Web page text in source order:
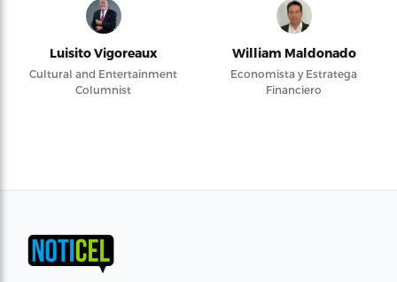
Luisito Vigoreaux
Cultural and Entertainment
Columnist
William Maldonado
Economista y Estratega
Financiero